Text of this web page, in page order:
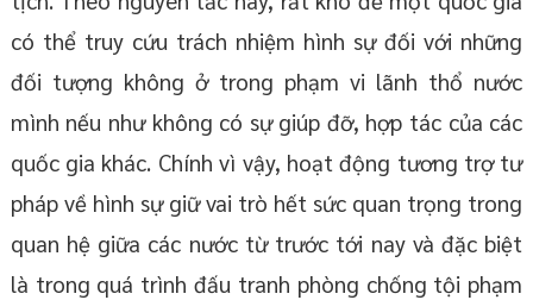
có thể truy cứu trách nhiệm hình sự đối với những
đối tượng không ở trong phạm vi lãnh thổ nước
mình nếu như không có sự giúp đỡ, hợp tác của các
quốc gia khác. Chính vì vậy, hoạt động tương trợ tư
pháp về hình sự giữ vai trò hết sức quan trọng trong
quan hệ giữa các nước từ trước tới nay và đặc biệt
là trong quá trình đấu tranh phòng chống tội phạm